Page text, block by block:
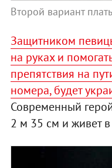
Второй вариант
Защитником
на руках и
препятствия на
номера, будет
Современный
2 м 35 см и живет